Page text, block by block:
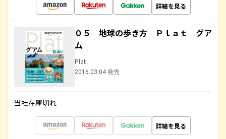
詳細を見る
０５ 地球の歩き方 Ｐｌａｔ グア
ム
Plat
2016.03.04 発売
当社在庫切れ
詳細を見る